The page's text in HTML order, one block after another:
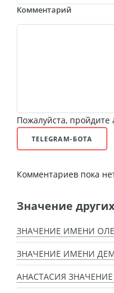
Комментарий
Пожалуйста,
TELEGRAM-БОТА
Комментариев пока
Значение
ЗНАЧЕНИЕ ИМЕНИ
ЗНАЧЕНИЕ ИМЕНИ
АНАСТАСИЯ